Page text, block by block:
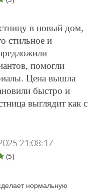
в новый дом,
стильное и
помогли
Цена вышла
быстро и
выглядит как с
21:08:17
(5)
нормальную